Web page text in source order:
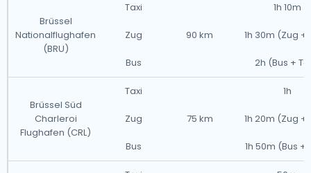
Brüssel
Nationalflughafen
(BRU)
Taxi
90 km
1h 10m
Zug 1h 30m (Zug +
Bus 2h (Bus +
Brüssel Süd
Charleroi
Flughafen (CRL)
Taxi
75 km
1h
Zug 1h 20m (Zug +
Bus 1h 50m (Bus +